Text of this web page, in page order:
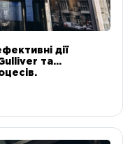
дії
та